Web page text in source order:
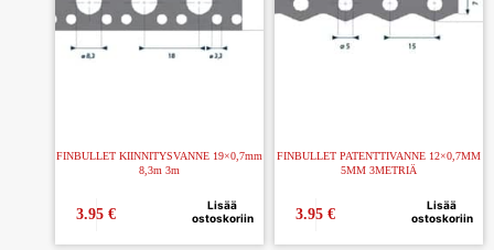
FINBULLET KIINNITYSVANNE 19×0,7mm
8,3m 3m
3.95€
Lisää
ostoskoriin
FINBULLET PATENTTIVANNE 12×0,7MM
5MM 3METRIÄ
3.95€
Lisää
ostoskoriin